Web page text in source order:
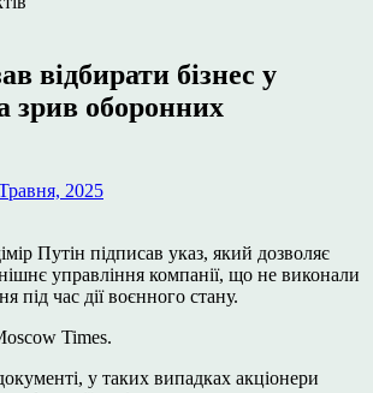
відбирати бізнес у
зрив оборонних
2025
Путін підписав указ, який дозволяє
управління компанії, що не виконали
під час дії воєнного стану.
Times.
у таких випадках акціонери